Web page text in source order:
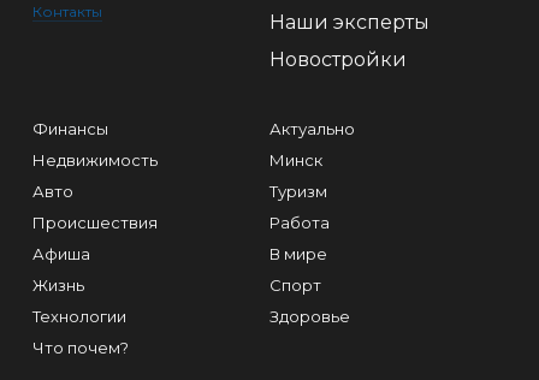
Контакты
Наши эксперты
Новостройки
Финансы
Недвижимость
Авто
Происшествия
Афиша
Жизнь
Технологии
Что почем?
Актуально
Минск
Туризм
Работа
В мире
Спорт
Здоровье